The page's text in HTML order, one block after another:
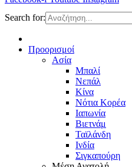
Search for:
Προορισμοί
Ασία
Μπαλί
Νεπάλ
Κίνα
Νότια Κορέα
Ιαπωνία
Βιετνάμ
Ταϊλάνδη
Ινδία
Σιγκαπούρη